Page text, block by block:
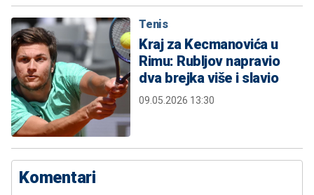
Tenis
Kraj za Kecmanovića u
Rimu: Rubljov napravio
dva brejka više i slavio
09.05.2026 13:30
Komentari